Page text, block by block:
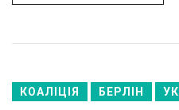
КОАЛІЦІЯ БЕРЛІН